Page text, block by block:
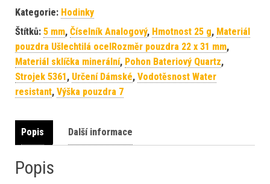
Kategorie: Hodinky
Štítků: 5 mm, Číselník Analogový, Hmotnost 25 g, Materiál
pouzdra Ušlechtilá ocelRozměr pouzdra 22 x 31 mm,
Materiál sklíčka minerální, Pohon Bateriový Quartz,
Strojek 5361 , Určení Dámské, Vodotěsnost Water
resistant, Výška pouzdra 7
Popis Další informace
Popis